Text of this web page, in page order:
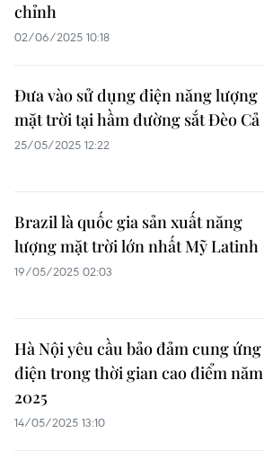
chỉnh
02/06/2025 10:18
Đưa vào sử dụng điện năng lượng
mặt trời tại hầm đường sắt Đèo Cả
25/05/2025 12:22
Brazil là quốc gia sản xuất năng
lượng mặt trời lớn nhất Mỹ Latinh
19/05/2025 02:03
Hà Nội yêu cầu bảo đảm cung ứng
điện trong thời gian cao điểm năm
2025
14/05/2025 13:10